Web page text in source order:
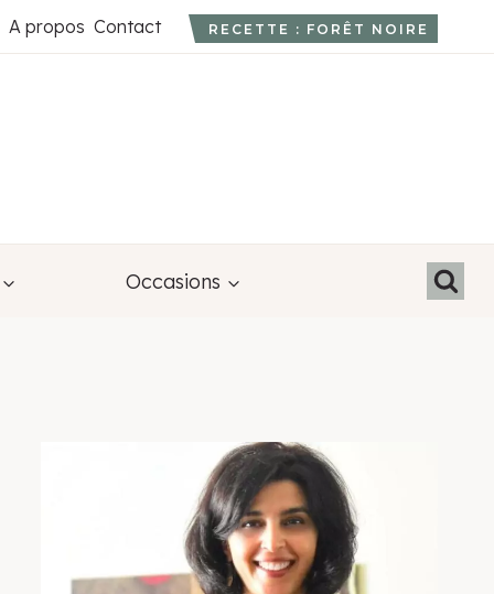
A propos Contact RECETTE : FORÊT NOIRE
Occasions